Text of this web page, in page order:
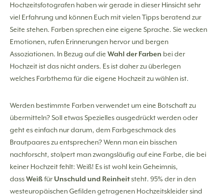
Hochzeitsfotografen haben wir gerade in dieser Hinsicht sehr
viel Erfahrung und können Euch mit vielen Tipps beratend zur
Seite stehen. Farben sprechen eine eigene Sprache. Sie wecken
Emotionen, rufen Erinnerungen hervor und bergen
Assoziationen. In Bezug auf die Wahl der Farben bei der
Hochzeit ist das nicht anders. Es ist daher zu überlegen
welches Farbthema für die eigene Hochzeit zu wählen ist.
Werden bestimmte Farben verwendet um eine Botschaft zu
übermitteln? Soll etwas Spezielles ausgedrückt werden oder
geht es einfach nur darum, dem Farbgeschmack des
Brautpaares zu entsprechen? Wenn man ein bisschen
nachforscht, stolpert man zwangsläufig auf eine Farbe, die bei
keiner Hochzeit fehlt: Weiß! Es ist wohl kein Geheimnis,
dassWeißfür Unschuld und Reinheitsteht. 95% der in den
westeuropäischen Gefilden getragenen Hochzeitskleider sind